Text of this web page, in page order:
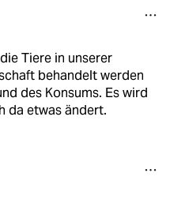
Tiere in unserer
behandelt werden
des Konsums. Es wird
da etwas ändert.